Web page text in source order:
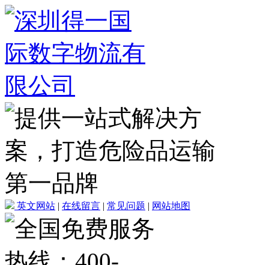
英文网站 | 在线留言 | 常见问题 | 网站地图